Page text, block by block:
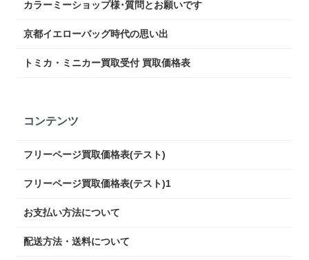
カラーミーショップ様･質問とお願いです
京都イエローバッグ時代の思い出
トミカ・ミニカー買取受付 買取価格表
コンテンツ
フリーページ買取価格表(テスト)
フリーページ買取価格表(テスト)1
お支払い方法について
配送方法・送料について